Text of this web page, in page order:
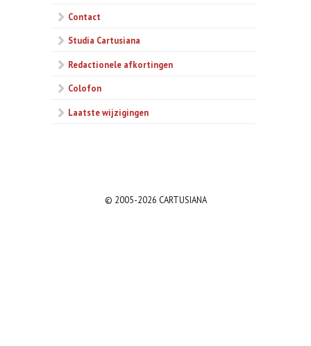
Contact
Studia Cartusiana
Redactionele afkortingen
Colofon
Laatste wijzigingen
© 2005-2026 CARTUSIANA